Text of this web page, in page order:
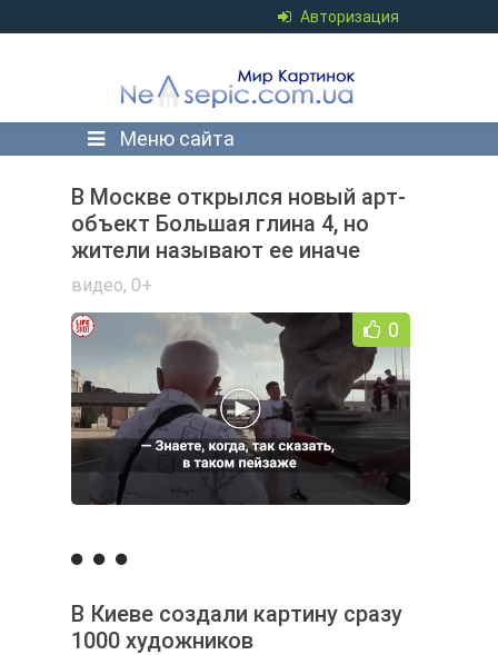
Авторизация
Меню сайта
В Москве открылся новый арт-
объект Большая глина 4, но
жители называют ее иначе
видео, 0+
0
В Киеве создали картину сразу
1000 художников